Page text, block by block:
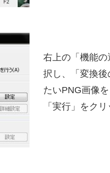
右上の「機能
択し、「変換
たいPNG画像
「実行」をク